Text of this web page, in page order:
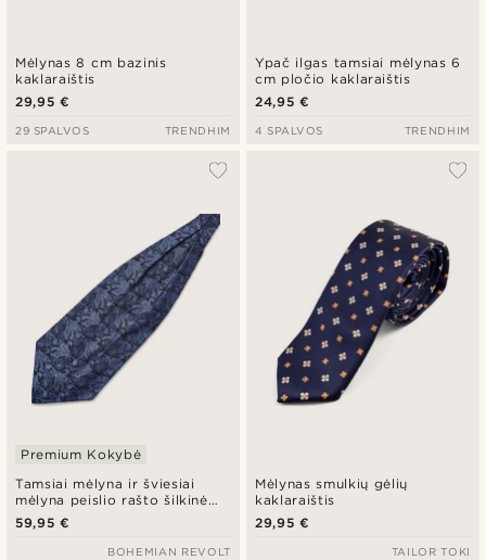
Mėlynas 8 cm bazinis
kaklaraištis
29,95 €
29 SPALVOS TRENDHIM
Ypač ilgas tamsiai mėlynas 6
cm pločio kaklaraištis
24,95 €
4 SPALVOS TRENDHIM
Tamsiai mėlyna ir šviesiai
mėlyna peislio rašto šilkinė
askotinė kaklaskarė
Premium Kokybė
59,95 €
BOHEMIAN REVOLT
Mėlynas smulkių gėlių
kaklaraištis
29,95 €
TAILOR TOKI